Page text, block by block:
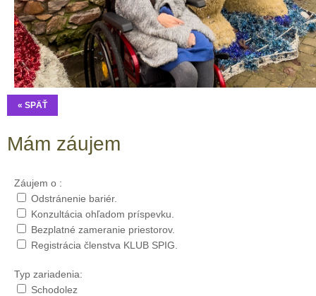
« SPÄŤ
Mám záujem
Záujem o :
Odstránenie bariér.
Konzultácia ohľadom príspevku.
Bezplatné zameranie priestorov.
Registrácia členstva KLUB SPIG.
Typ zariadenia:
Schodolez